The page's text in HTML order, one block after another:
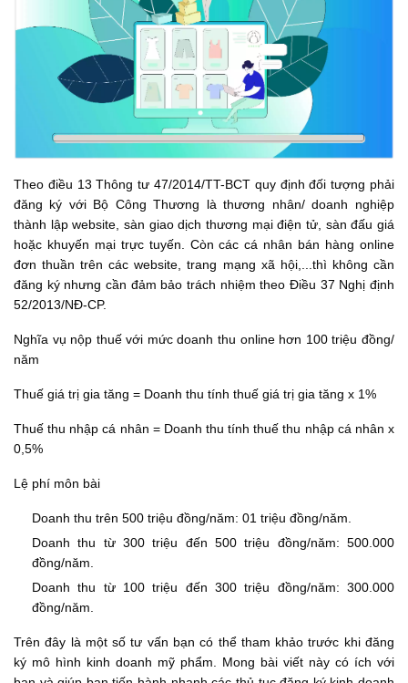
Theo điều 13 Thông tư 47/2014/TT-BCT quy định đối tượng phải
đăng ký với Bộ Công Thương là thương nhân/ doanh nghiệp
thành lập website, sàn giao dịch thương mại điện tử, sàn đấu giá
hoặc khuyến mại trực tuyến. Còn các cá nhân bán hàng online
đơn thuần trên các website, trang mạng xã hội,...thì không cần
đăng ký nhưng cần đảm bảo trách nhiệm theo Điều 37 Nghị định
52/2013/NĐ-CP.
Nghĩa vụ nộp thuế với mức doanh thu online hơn 100 triệu đồng/
năm
Thuế giá trị gia tăng = Doanh thu tính thuế giá trị gia tăng x 1%
Thuế thu nhập cá nhân = Doanh thu tính thuế thu nhập cá nhân x
0,5%
Lệ phí môn bài
Doanh thu trên 500 triệu đồng/năm: 01 triệu đồng/năm.
Doanh thu từ 300 triệu đến 500 triệu đồng/năm: 500.000
đồng/năm.
Doanh thu từ 100 triệu đến 300 triệu đồng/năm: 300.000
đồng/năm.
Trên đây là một số tư vấn bạn có thể tham khảo trước khi đăng
ký mô hình kinh doanh mỹ phẩm. Mong bài viết này có ích với